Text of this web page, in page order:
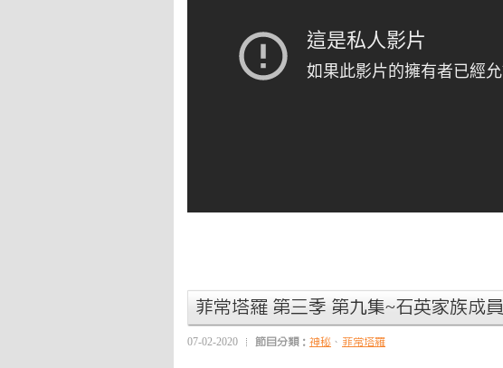
菲常塔羅 第三季 第九集~石英家族成員
07-02-2020 節目分類： 神秘 、 菲常塔羅